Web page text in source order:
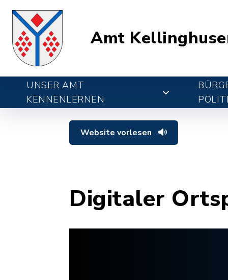
Amt
UNSER AMT
KENNENLERNEN
Website vorlesen
Digitaler